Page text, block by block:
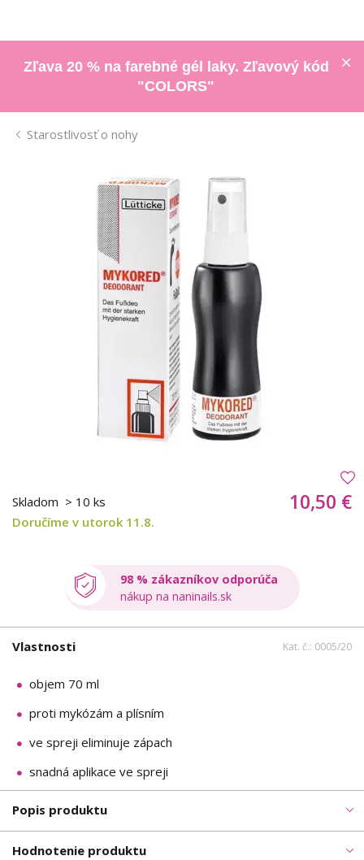
Zľava 20 % na farebné gél laky. Zľavový kód
"COLORS"
Starostlivosť o nohy
Skladom > 10 ks
Doručíme v utorok 11.8.
10,50 €
98 % zákazníkov odporúča
nákup na naninails.sk
Vlastnosti Kat. č.: 0005/20
objem 70 ml
proti mykózám a plísním
ve spreji eliminuje zápach
snadná aplikace ve spreji
Popis produktu
Hodnotenie produktu